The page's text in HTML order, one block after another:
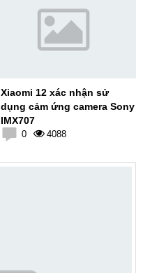
Xiaomi 12 xác nhận sử
dụng cảm ứng camera Sony
IMX707
0 4088